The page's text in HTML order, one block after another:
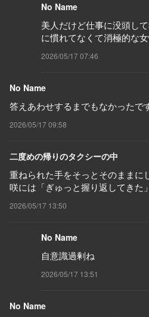
No Name
美人だけど仕事に没頭し
に慣れてなくて消極的な
2026/05/17 07:46
No Name
答えあわせするまでもなかったで
2026/05/17 09:58
二度めの帰りのタクシーの中
重ねられた手をそっとそのままに
咲には「ぎゅっと握り返してきた
2026/05/17 13:50
No Name
自意識過剰ね
2026/05/17 13:51
No Name